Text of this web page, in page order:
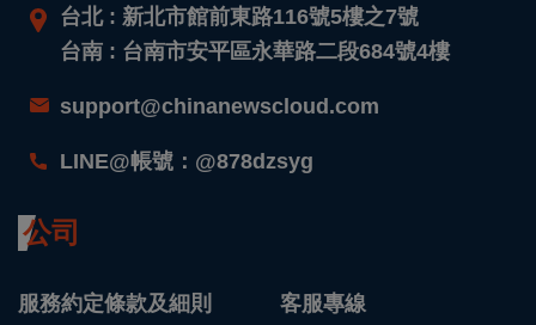
台北 : 新北市館前東路116號5樓之7號
台南 : 台南市安平區永華路二段684號4樓
support@chinanewscloud.com
LINE@帳號：@878dzsyg
公司
服務約定條款及細則
客服專線